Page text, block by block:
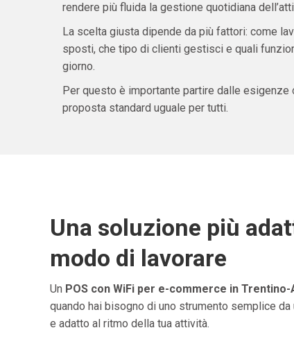
rendere più fluida la gestione quotidiana
La scelta giusta dipende da più fattori: come
sposti, che tipo di clienti gestisci e quali
giorno.
Per questo è importante partire dalle esigenze
proposta standard uguale per tutti.
Una soluzione più
modo di lavorare
Un POS con WiFi per e-commerce in
quando hai bisogno di uno strumento semplice
e adatto al ritmo della tua attività.